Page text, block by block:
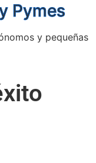
Pymes
y pequeñas